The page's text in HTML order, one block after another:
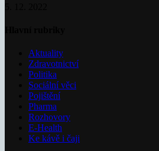
Aktuality
Zdravotnictví
Politika
Sociální věci
Pojištění
Pharma
Rozhovory
E-Health
Ke kávě i čaji